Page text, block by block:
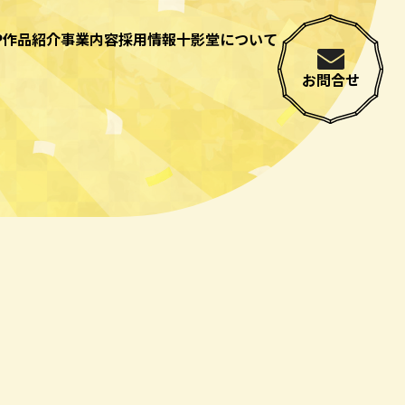
作品紹介事業内容採用情報十影堂について
お問合せ